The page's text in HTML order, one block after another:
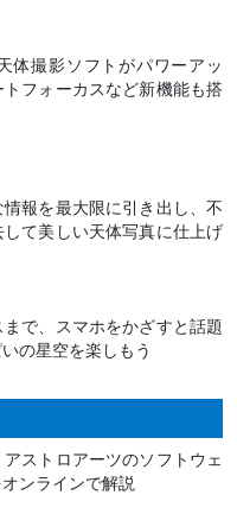
体撮影ソフトがパワーアッ
フォーカスなど新機能も搭
報を最大限に引き出し、不
て美しい天体写真に仕上げ
で、スマホをかざすと話題
の星空を楽しもう
ストロアーツのソフトウェ
ンラインで解説